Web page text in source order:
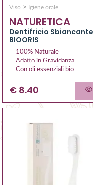
Viso > Igiene orale
NATURETICA
Dentifricio Sbiancante
BIOORIS
100% Naturale
Adatto in Gravidanza
Con oli essenziali bio
€ 8.40